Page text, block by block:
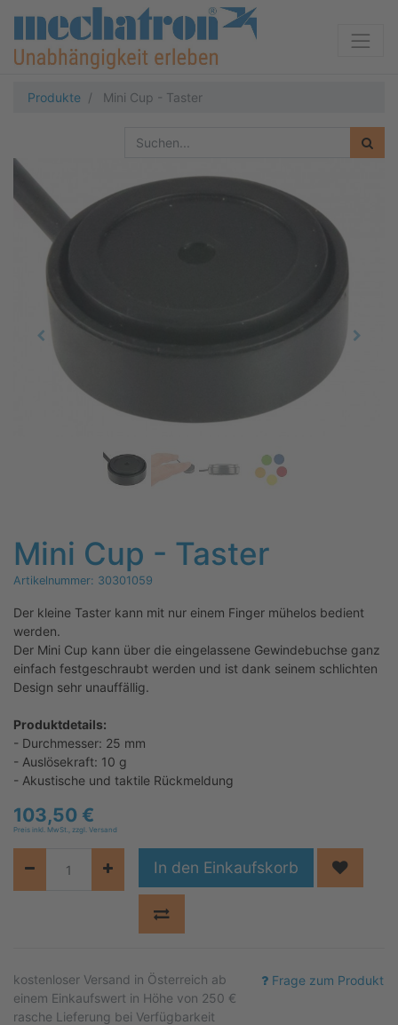
Produkte Mini Cup - Taster
Mini Cup - Taster
Artikelnummer: 30301059
Der kleine Taster kann mit nur einem Finger mühelos bedient
werden.
Der Mini Cup kann über die eingelassene Gewindebuchse ganz
einfach festgeschraubt werden und ist dank seinem schlichten
Design sehr unauffällig.
Produktdetails:
- Durchmesser: 25 mm
- Auslösekraft: 10 g
- Akustische und taktile Rückmeldung
103,50 €
Preis inkl. MwSt., zzgl. Versand
In den Einkaufskorb
Frage zum Produkt
kostenloser Versand in Österreich ab
einem Einkaufswert in Höhe von 250 €
rasche Lieferung bei Verfügbarkeit